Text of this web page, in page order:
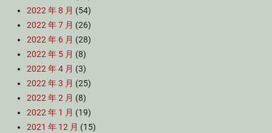
2022 年 8 月 (54)
2022 年 7 月 (26)
2022 年 6 月 (28)
2022 年 5 月 (8)
2022 年 4 月 (3)
2022 年 3 月 (25)
2022 年 2 月 (8)
2022 年 1 月 (19)
2021 年 12 月 (15)